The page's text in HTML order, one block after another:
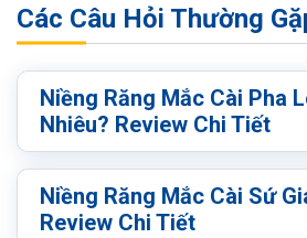
Các Câu Hỏi Thường
Niềng Răng Mắc Cài Pha
Nhiêu? Review Chi Tiết
Niềng Răng Mắc Cài Sứ
Review Chi Tiết